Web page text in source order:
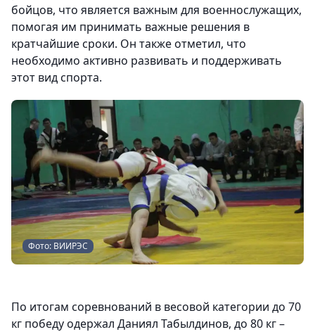
бойцов, что является важным для военнослужащих,
помогая им принимать важные решения в
кратчайшие сроки. Он также отметил, что
необходимо активно развивать и поддерживать
этот вид спорта.
Фото: ВИИРЭС
По итогам соревнований в весовой категории до 70
кг победу одержал Даниял Табылдинов, до 80 кг –